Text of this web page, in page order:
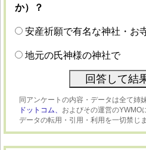
か）？
安産祈願で有名な神社・お
地元の氏神様の神社で
同アンケートの内容・データは全て姉
ドットコム、 およびその運営のYWMO
データの転用・引用・利用を一切禁じま